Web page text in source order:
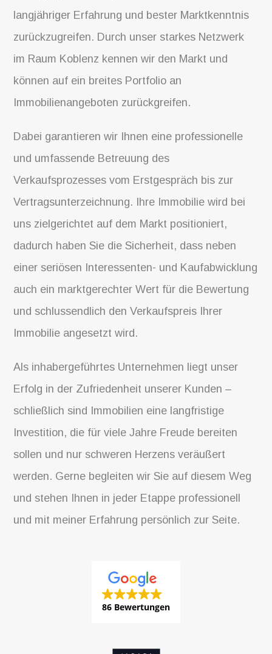
langjähriger Erfahrung und bester Marktkenntnis
zurückzugreifen. Durch unser starkes Netzwerk
im Raum Koblenz kennen wir den Markt und
können auf ein breites Portfolio an
Immobilienangeboten zurückgreifen.
Dabei garantieren wir Ihnen eine professionelle
und umfassende Betreuung des
Verkaufsprozesses vom Erstgespräch bis zur
Vertragsunterzeichnung. Ihre Immobilie wird bei
uns zielgerichtet auf dem Markt positioniert,
dadurch haben Sie die Sicherheit, dass neben
einer seriösen Interessenten- und Kaufabwicklung
auch ein marktgerechter Wert für die Bewertung
und schlussendlich den Verkaufspreis Ihrer
Immobilie angesetzt wird.
Als inhabergeführtes Unternehmen liegt unser
Erfolg in der Zufriedenheit unserer Kunden –
schließlich sind Immobilien eine langfristige
Investition, die für viele Jahre Freude bereiten
sollen und nur schweren Herzens veräußert
werden. Gerne begleiten wir Sie auf diesem Weg
und stehen Ihnen in jeder Etappe professionell
und mit meiner Erfahrung persönlich zur Seite.
86 Bewertungen